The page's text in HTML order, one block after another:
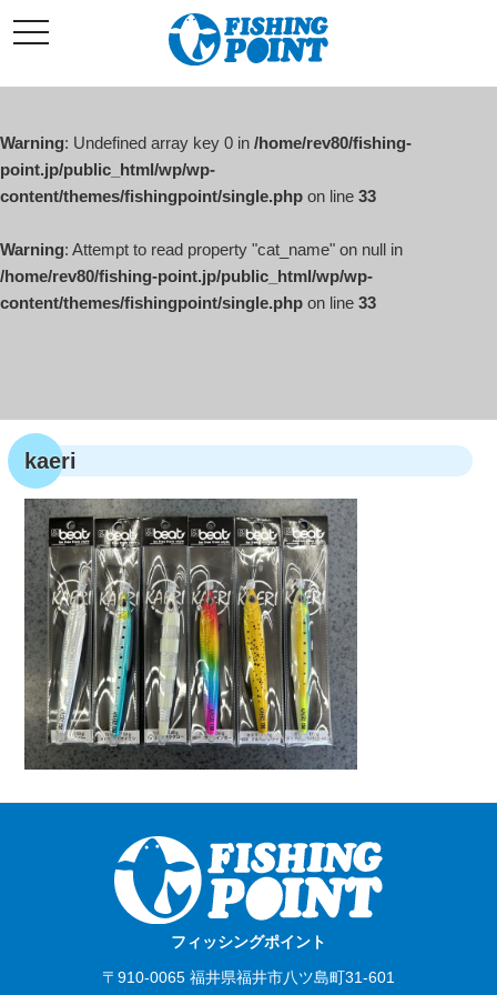
ン
ン
へ
ス
キ
プ
t
o
l
v
i
a
o
n
Warning: Undefined array key 0 in /home/rev80/fishing-
point.jp/public_html/wp/wp-
content/themes/fishingpoint/single.php on line 33
Warning: Attempt to read property "cat_name" on null in
/home/rev80/fishing-point.jp/public_html/wp/wp-
content/themes/fishingpoint/single.php on line 33
kaeri
フィッシングポイント
〒910-0065 福井県福井市八ツ島町31-601